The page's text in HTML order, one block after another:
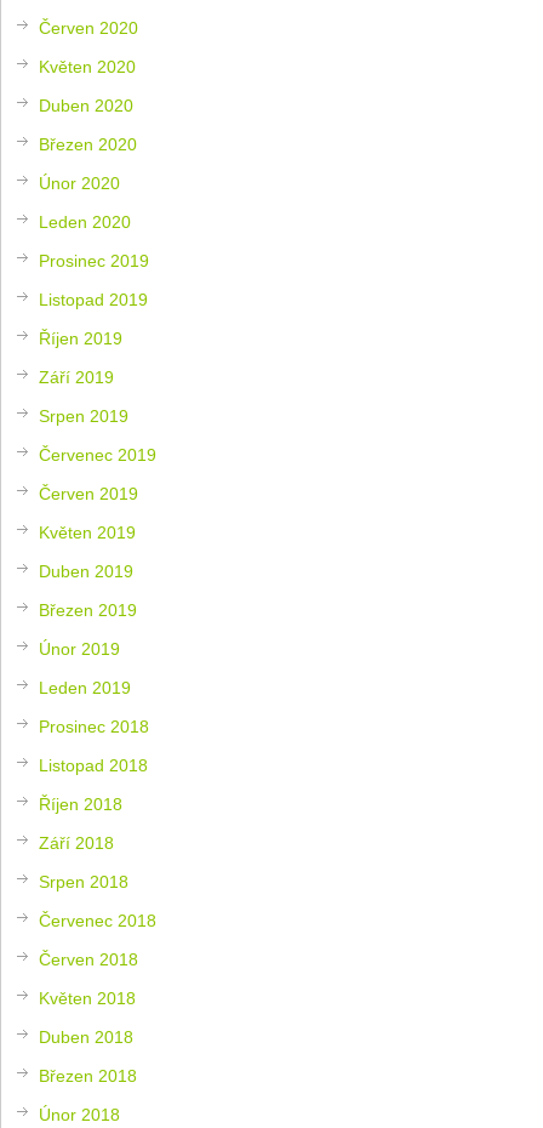
Červen 2020
Květen 2020
Duben 2020
Březen 2020
Únor 2020
Leden 2020
Prosinec 2019
Listopad 2019
Říjen 2019
Září 2019
Srpen 2019
Červenec 2019
Červen 2019
Květen 2019
Duben 2019
Březen 2019
Únor 2019
Leden 2019
Prosinec 2018
Listopad 2018
Říjen 2018
Září 2018
Srpen 2018
Červenec 2018
Červen 2018
Květen 2018
Duben 2018
Březen 2018
Únor 2018